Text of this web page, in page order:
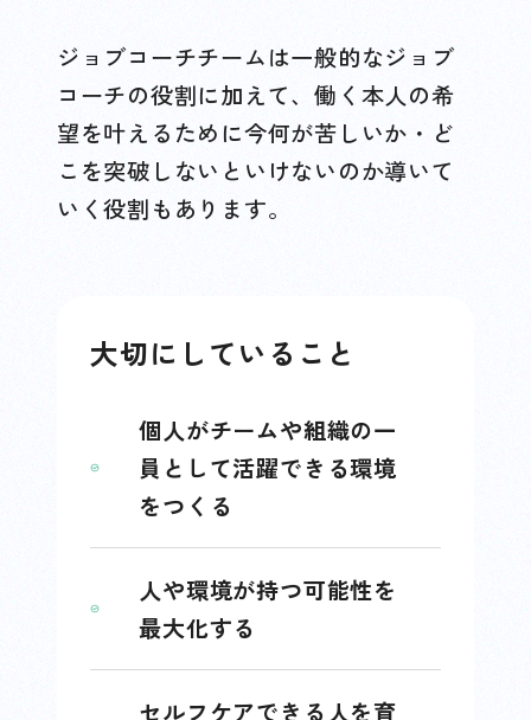
ジョブコーチチームは一般的なジョブ
コーチの役割に加えて、働く本人の希
望を叶えるために今何が苦しいか・ど
こを突破しないといけないのか導いて
いく役割もあります。
大切にしていること
個人がチームや組織の一
員として活躍できる環境
をつくる
人や環境が持つ可能性を
最大化する
セルフケアできる人を育